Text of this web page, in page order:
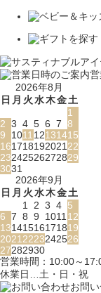
2026年8月
日 月 火水木金土
1
2 3 4 5 6 7 8
9
1011 12131415
161718192021 22
23242526272829
3031
2026年9月
日 月 火水木金土
1
2 3 4 5
6 7 8 9 1011 12
13141516171819
2021 2223242526
27282930
営業時間：10:00～
休業日…土・日・祝
お問